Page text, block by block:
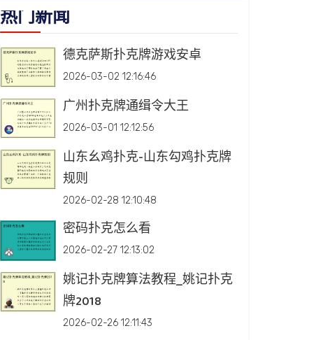
热门新闻
德克萨斯扑克牌游戏安卓
2026-03-02 12:16:46
广州扑克牌通缉令大王
2026-03-01 12:12:56
山东幺鸡扑克-山东勾鸡扑克牌
规则
2026-02-28 12:10:48
密码扑克怎么看
2026-02-27 12:13:02
姚记扑克牌算法教程_姚记扑克
牌2018
2026-02-26 12:11:43